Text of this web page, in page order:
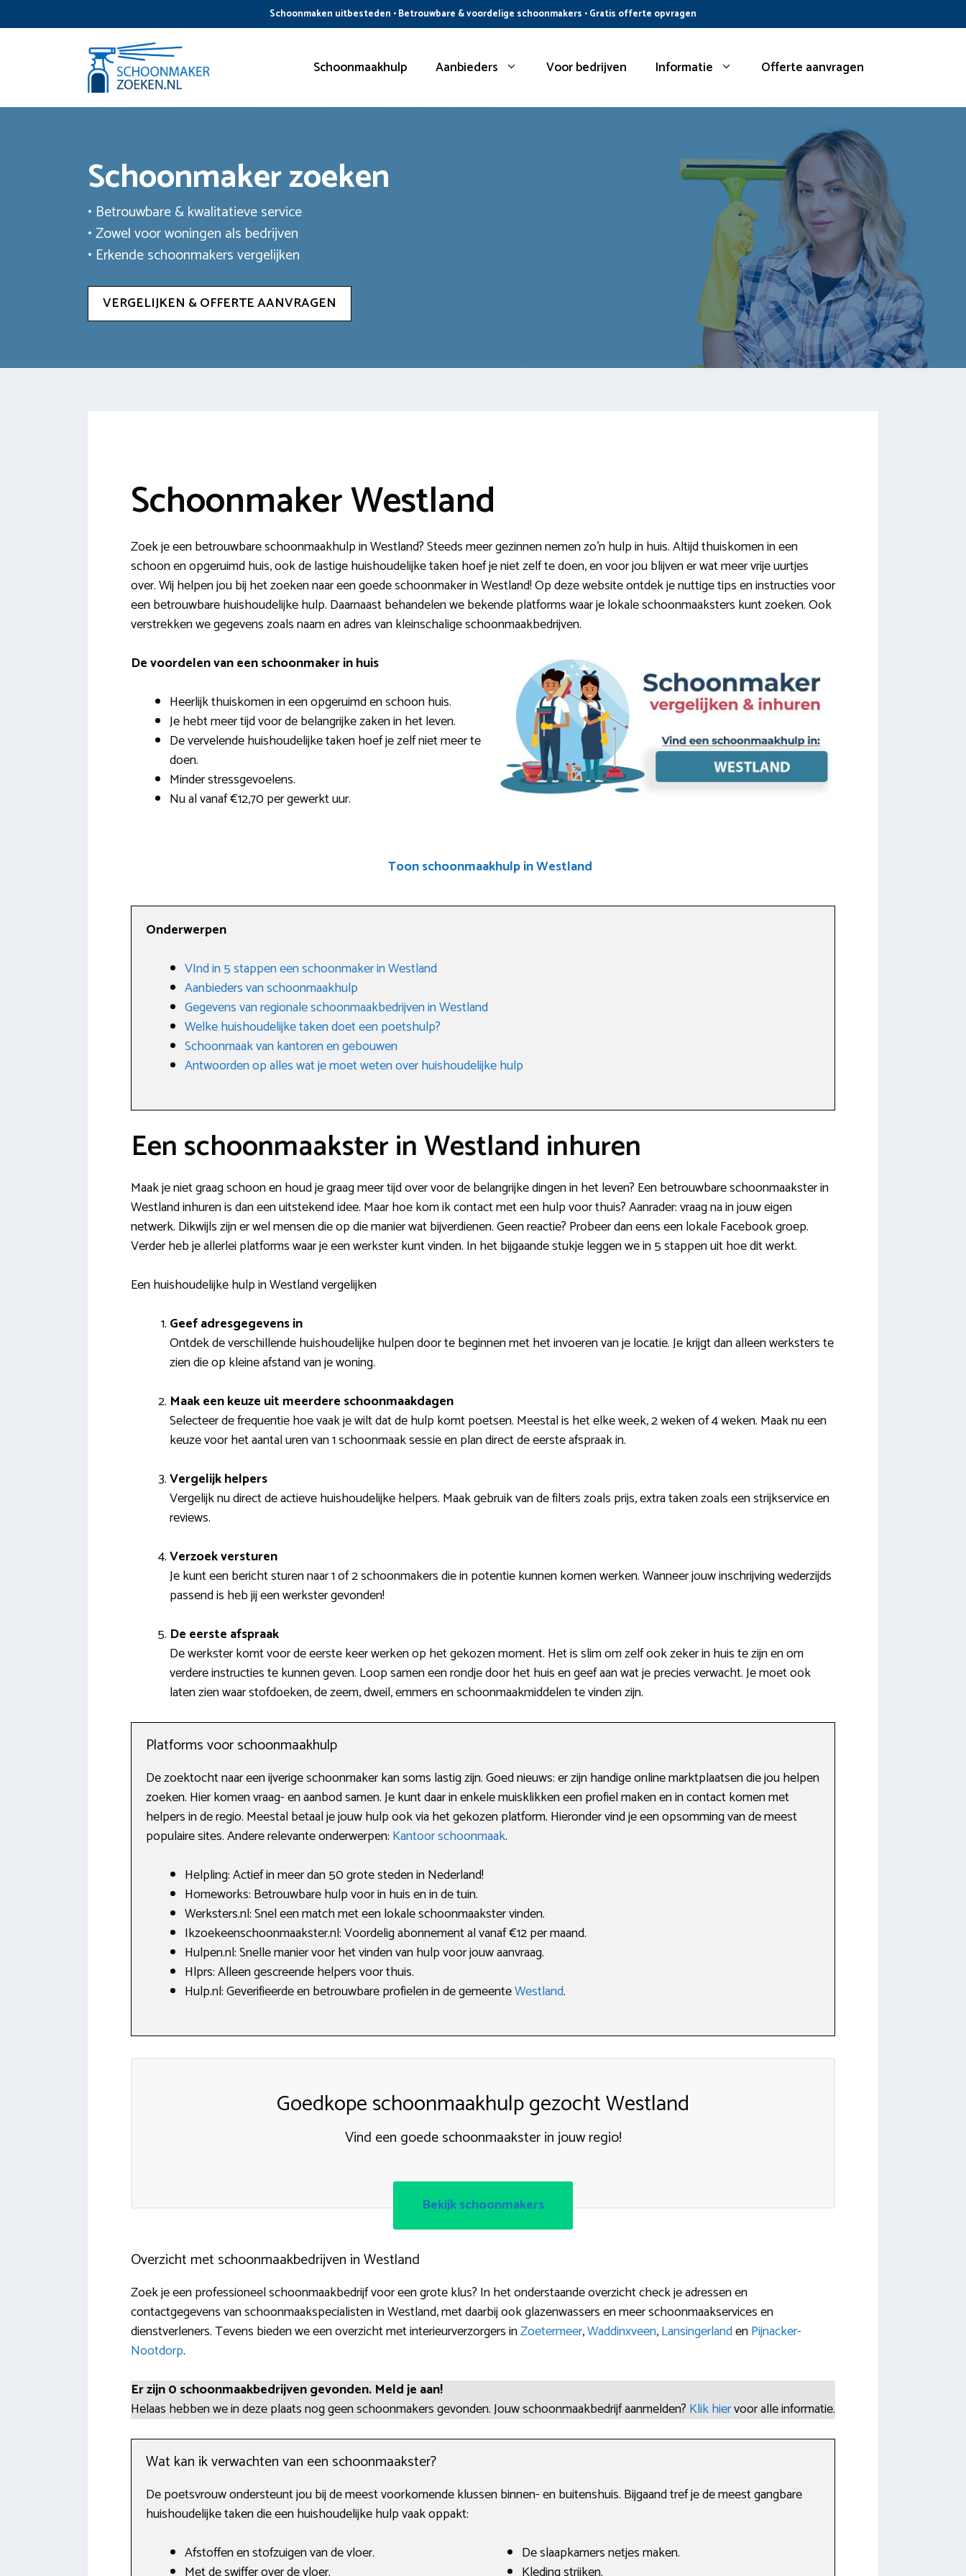
naar
Schoonmaken uitbesteden • Betrouwbare & voordelige schoonmakers • Gratis offerte opvragen
Schoonmaakhulp Aanbieders Voor bedrijven Informatie Offerte aanvragen
Schoonmaker zoeken
• Betrouwbare & kwalitatieve service
• Zowel voor woningen als bedrijven
• Erkende schoonmakers vergelijken
VERGELIJKEN & OFFERTE AANVRAGEN
Schoonmaker Westland
Zoek je een betrouwbare schoonmaakhulp in Westland? Steeds meer gezinnen nemen zo’n hulp in huis. Altijd thuiskomen in een
schoon en opgeruimd huis, ook de lastige huishoudelijke taken hoef je niet zelf te doen, en voor jou blijven er wat meer vrije uurtjes
over. Wij helpen jou bij het zoeken naar een goede schoonmaker in Westland! Op deze website ontdek je nuttige tips en instructies voor
een betrouwbare huishoudelijke hulp. Daarnaast behandelen we bekende platforms waar je lokale schoonmaaksters kunt zoeken. Ook
verstrekken we gegevens zoals naam en adres van kleinschalige schoonmaakbedrijven.
De voordelen van een schoonmaker in huis
Heerlijk thuiskomen in een opgeruimd en schoon huis.
Je hebt meer tijd voor de belangrijke zaken in het leven.
De vervelende huishoudelijke taken hoef je zelf niet meer te
doen.
Minder stressgevoelens.
Nu al vanaf €12,70 per gewerkt uur.
Toon schoonmaakhulp in Westland
Onderwerpen
VInd in 5 stappen een schoonmaker in Westland
Aanbieders van schoonmaakhulp
Gegevens van regionale schoonmaakbedrijven in Westland
Welke huishoudelijke taken doet een poetshulp?
Schoonmaak van kantoren en gebouwen
Antwoorden op alles wat je moet weten over huishoudelijke hulp
Een schoonmaakster in Westland inhuren
Maak je niet graag schoon en houd je graag meer tijd over voor de belangrijke dingen in het leven? Een betrouwbare schoonmaakster in
Westland inhuren is dan een uitstekend idee. Maar hoe kom ik contact met een hulp voor thuis? Aanrader: vraag na in jouw eigen
netwerk. Dikwijls zijn er wel mensen die op die manier wat bijverdienen. Geen reactie? Probeer dan eens een lokale Facebook groep.
Verder heb je allerlei platforms waar je een werkster kunt vinden. In het bijgaande stukje leggen we in 5 stappen uit hoe dit werkt.
Een huishoudelijke hulp in Westland vergelijken
Geef adresgegevens in
Ontdek de verschillende huishoudelijke hulpen door te beginnen met het invoeren van je locatie. Je krijgt dan alleen werksters te
zien die op kleine afstand van je woning.
Maak een keuze uit meerdere schoonmaakdagen
Selecteer de frequentie hoe vaak je wilt dat de hulp komt poetsen. Meestal is het elke week, 2 weken of 4 weken. Maak nu een
keuze voor het aantal uren van 1 schoonmaak sessie en plan direct de eerste afspraak in.
Vergelijk helpers
Vergelijk nu direct de actieve huishoudelijke helpers. Maak gebruik van de filters zoals prijs, extra taken zoals een strijkservice en
reviews.
Verzoek versturen
Je kunt een bericht sturen naar 1 of 2 schoonmakers die in potentie kunnen komen werken. Wanneer jouw inschrijving wederzijds
passend is heb jij een werkster gevonden!
De eerste afspraak
De werkster komt voor de eerste keer werken op het gekozen moment. Het is slim om zelf ook zeker in huis te zijn en om
verdere instructies te kunnen geven. Loop samen een rondje door het huis en geef aan wat je precies verwacht. Je moet ook
laten zien waar stofdoeken, de zeem, dweil, emmers en schoonmaakmiddelen te vinden zijn.
Platforms voor schoonmaakhulp
De zoektocht naar een ijverige schoonmaker kan soms lastig zijn. Goed nieuws: er zijn handige online marktplaatsen die jou helpen
zoeken. Hier komen vraag- en aanbod samen. Je kunt daar in enkele muisklikken een profiel maken en in contact komen met
helpers in de regio. Meestal betaal je jouw hulp ook via het gekozen platform. Hieronder vind je een opsomming van de meest
populaire sites. Andere relevante onderwerpen: Kantoor schoonmaak.
Helpling: Actief in meer dan 50 grote steden in Nederland!
Homeworks: Betrouwbare hulp voor in huis en in de tuin.
Werksters.nl: Snel een match met een lokale schoonmaakster vinden.
Ikzoekeenschoonmaakster.nl: Voordelig abonnement al vanaf €12 per maand.
Hulpen.nl: Snelle manier voor het vinden van hulp voor jouw aanvraag.
Hlprs: Alleen gescreende helpers voor thuis.
Hulp.nl: Geverifieerde en betrouwbare profielen in de gemeenteWestland.
Goedkope schoonmaakhulp gezocht Westland
Vind een goede schoonmaakster in jouw regio!
Bekijk schoonmakers
Overzicht met schoonmaakbedrijven in Westland
Zoek je een professioneel schoonmaakbedrijf voor een grote klus? In het onderstaande overzicht check je adressen en
contactgegevens van schoonmaakspecialisten in Westland, met daarbij ook glazenwassers en meer schoonmaakservices en
dienstverleners. Tevens bieden we een overzicht met interieurverzorgers inZoetermeer,Waddinxveen,LansingerlandenPijnacker-
Nootdorp.
Er zijn 0 schoonmaakbedrijven gevonden. Meld je aan!
Helaas hebben we in deze plaats nog geen schoonmakers gevonden. Jouw schoonmaakbedrijf aanmelden? Klik hiervoor alle informatie.
Wat kan ik verwachten van een schoonmaakster?
De poetsvrouw ondersteunt jou bij de meest voorkomende klussen binnen- en buitenshuis. Bijgaand tref je de meest gangbare
huishoudelijke taken die een huishoudelijke hulp vaak oppakt:
Afstoffen en stofzuigen van de vloer.
De slaapkamers netjes maken.